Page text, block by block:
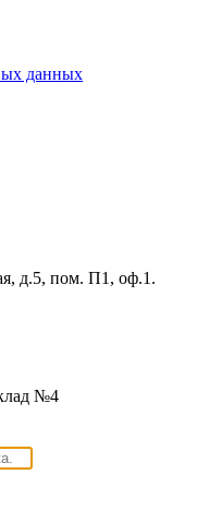
данных
д.5, пом. П1, оф.1.
№4